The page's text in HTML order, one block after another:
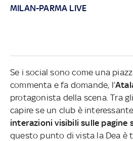
MILAN-PARMA LIVE
Se i social sono come una
commenta e fa domande, l’
protagonista della scena.Tra
capire se un club è
interazioni visibili sulle pagine
questo punto di vista la Dea è